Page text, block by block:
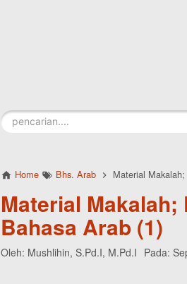
Home Bhs. Arab Material
Material
Bahasa Arab (1)
Oleh: Mushlihin, S.Pd.I, M.Pd.I Pada: